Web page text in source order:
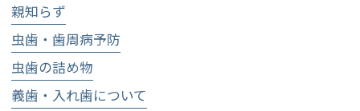
親知らず
虫歯・歯周病予防
虫歯の詰め物
義歯・入れ歯について